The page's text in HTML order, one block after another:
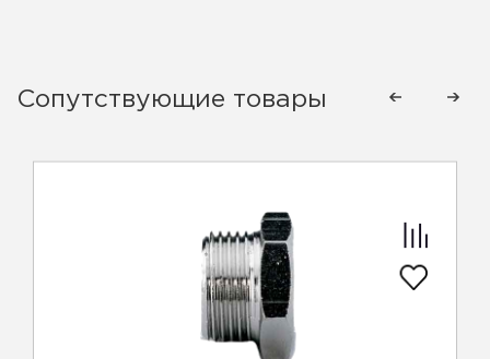
Сопутствующие товары